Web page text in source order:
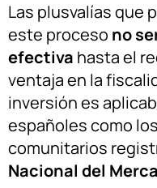
Las plusvalías que
este proceso no
efectiva hasta el
ventaja en la
inversión es
españoles como
comunitarios
Nacional del